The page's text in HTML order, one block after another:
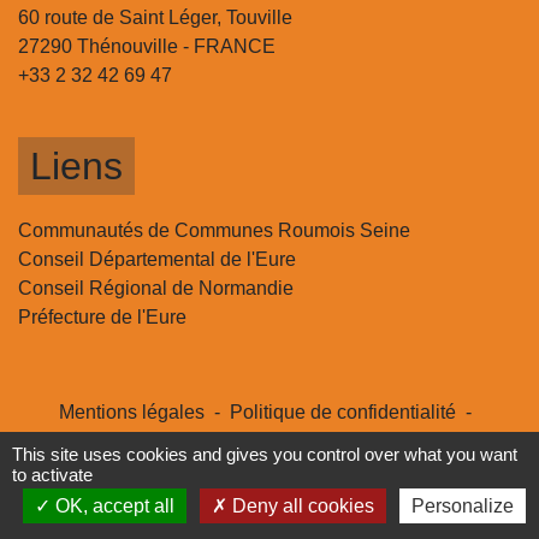
60 route de Saint Léger, Touville
27290 Thénouville - FRANCE
+33 2 32 42 69 47
Liens
Communautés de Communes Roumois Seine
Conseil Départemental de l'Eure
Conseil Régional de Normandie
Préfecture de l'Eure
Mentions légales - Politique de confidentialité -
Site créé en partenariat avec Réseau des Communes
This site uses cookies and gives you control over what you want
to activate
OK, accept all
Deny all cookies Personalize